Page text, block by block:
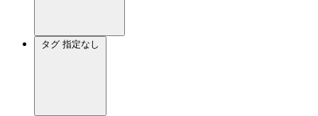
タグ 指定なし